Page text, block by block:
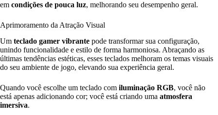
em condições de pouca luz, melhorando seu desempenho geral.
Aprimoramento da Atração Visual
Um teclado gamer vibrante pode transformar sua configuração,
unindo funcionalidade e estilo de forma harmoniosa. Abraçando as
últimas tendências estéticas, esses teclados melhoram os temas visuais
do seu ambiente de jogo, elevando sua experiência geral.
Quando você escolhe um teclado com iluminação RGB, você não
está apenas adicionando cor; você está criando uma atmosfera
imersiva.